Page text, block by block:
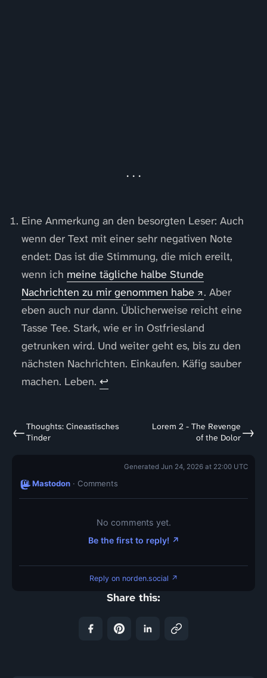
Eine Anmerkung an den besorgten Leser: Auch
wenn der Text mit einer sehr negativen Note
endet: Das ist die Stimmung, die mich ereilt,
wenn ich meine tägliche halbe Stunde
Nachrichten zu mir genommen habe
. Aber
eben auch nur dann. Üblicherweise reicht eine
Tasse Tee. Stark, wie er in Ostfriesland
getrunken wird. Und weiter geht es, bis zu den
nächsten Nachrichten. Einkaufen. Käfig sauber
machen. Leben. ↩
←Thoughts: Cineastisches
Tinder
Lorem 2 - The Revenge
of the Dolor→
Generated Jun 24, 2026 at 22:00 UTC
Mastodon · Comments
No comments yet.
Be the first to reply! ↗
Reply on norden.social ↗
Share this: